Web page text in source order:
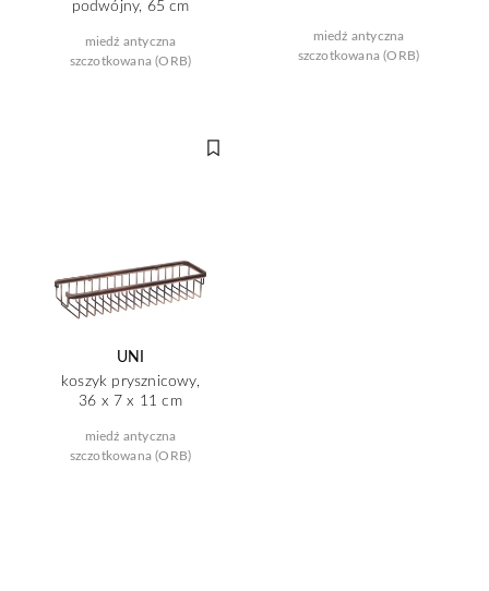
podwójny, 65 cm
miedź antyczna
szczotkowana (ORB)
miedź antyczna
szczotkowana (ORB)
UNI
koszyk prysznicowy,
36 x 7 x 11 cm
miedź antyczna
szczotkowana (ORB)